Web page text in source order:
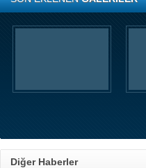
Diğer Haberler